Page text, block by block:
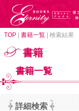
TOP 書籍一覧 検索結果
書籍
書籍一覧
詳細検索